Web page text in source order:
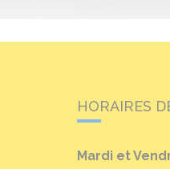
HORAIRES
Mardi et